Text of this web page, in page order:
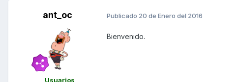
ant_oc
Usuarios
Publicado 20 de Enero del 2016
Bienvenido.